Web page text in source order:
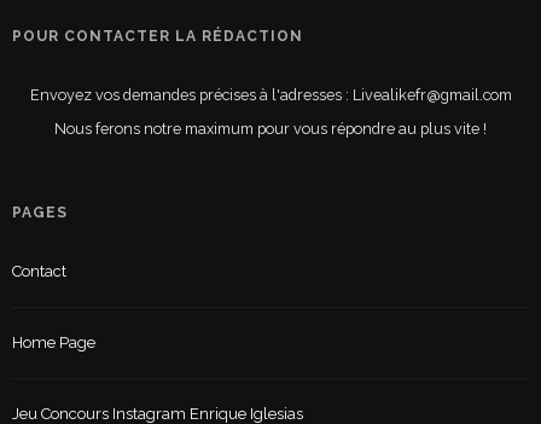
POUR CONTACTER LA RÉDACTION
Envoyez vos demandes précises à l'adresses : Livealikefr@gmail.com
Nous ferons notre maximum pour vous répondre au plus vite !
PAGES
Contact
Home Page
Jeu Concours Instagram Enrique Iglesias